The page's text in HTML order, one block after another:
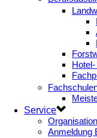
Service
Anmeldung